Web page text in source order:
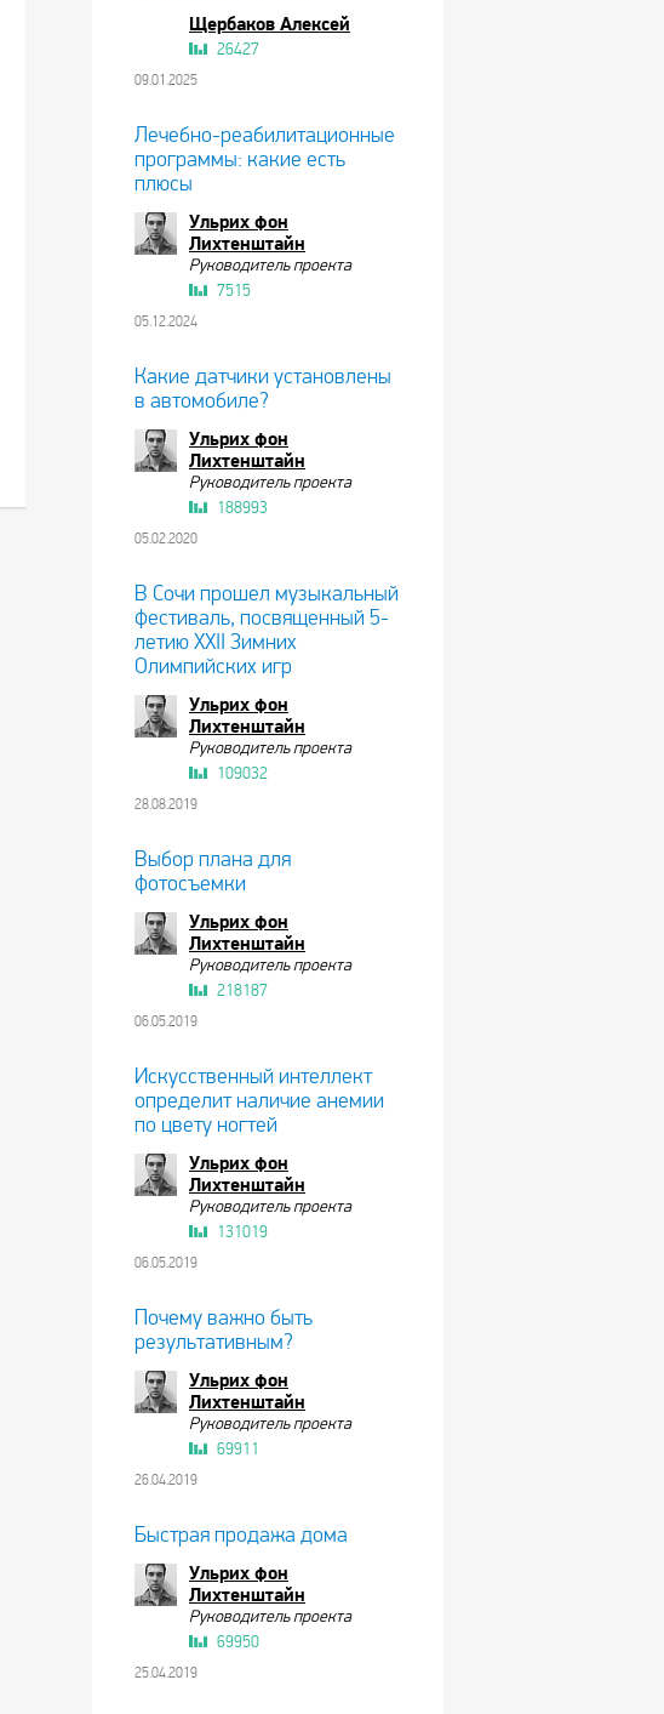
Щербаков Алексей
26427
09.01.2025
Лечебно-реабилитационные
программы: какие есть
плюсы
Ульрих фон
Лихтенштайн
Руководитель проекта
7515
05.12.2024
Какие датчики установлены
в автомобиле?
Ульрих фон
Лихтенштайн
Руководитель проекта
188993
05.02.2020
В Сочи прошел музыкальный
фестиваль, посвященный 5-
летию XXII Зимних
Олимпийских игр
Ульрих фон
Лихтенштайн
Руководитель проекта
109032
28.08.2019
Выбор плана для
фотосъемки
Ульрих фон
Лихтенштайн
Руководитель проекта
218187
06.05.2019
Искусственный интеллект
определит наличие анемии
по цвету ногтей
Ульрих фон
Лихтенштайн
Руководитель проекта
131019
06.05.2019
Почему важно быть
результативным?
Ульрих фон
Лихтенштайн
Руководитель проекта
69911
26.04.2019
Быстрая продажа дома
Ульрих фон
Лихтенштайн
Руководитель проекта
69950
25.04.2019